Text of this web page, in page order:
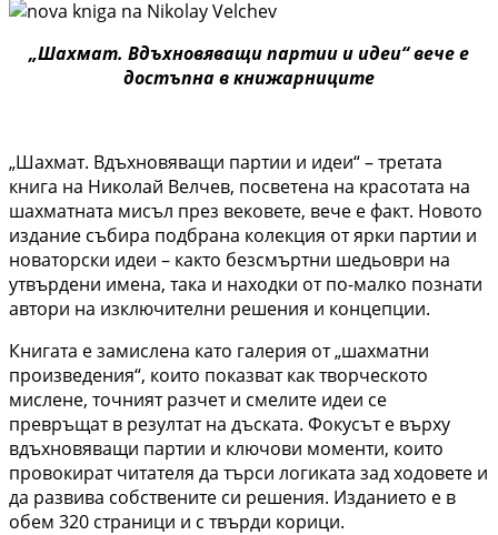
„Шахмат. Вдъхновяващи партии и идеи“ вече е
достъпна в книжарниците
„Шахмат. Вдъхновяващи партии и идеи“ – третата
книга на Николай Велчев, посветена на красотата на
шахматната мисъл през вековете, вече е факт. Новото
издание събира подбрана колекция от ярки партии и
новаторски идеи – както безсмъртни шедьоври на
утвърдени имена, така и находки от по-малко познати
автори на изключителни решения и концепции.
Книгата е замислена като галерия от „шахматни
произведения“, които показват как творческото
мислене, точният разчет и смелите идеи се
превръщат в резултат на дъската. Фокусът е върху
вдъхновяващи партии и ключови моменти, които
провокират читателя да търси логиката зад ходовете и
да развива собствените си решения. Изданието е в
обем 320 страници и с твърди корици.